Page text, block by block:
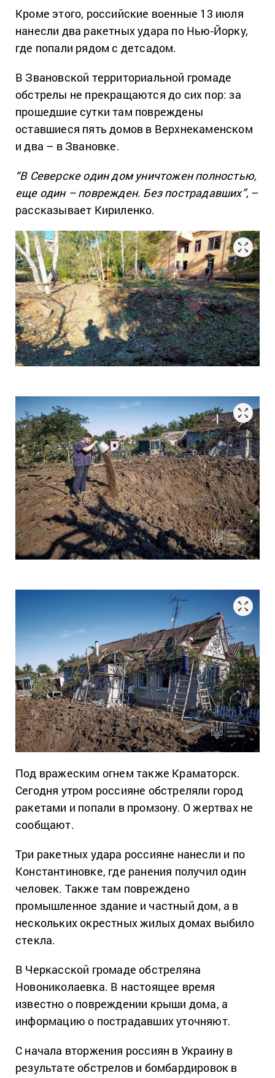
Кроме этого, российские военные 13 июля
нанесли два ракетных удара по Нью-Йорку,
где попали рядом с детсадом.
В Звановской территориальной громаде
обстрелы не прекращаются до сих пор: за
прошедшие сутки там повреждены
оставшиеся пять домов в Верхнекаменском
и два – в Звановке.
“В Северске один дом уничтожен полностью,
еще один – поврежден. Без пострадавших”, –
рассказывает Кириленко.
Под вражеским огнем также Краматорск.
Сегодня утром россияне обстреляли город
ракетами и попали в промзону. О жертвах не
сообщают.
Три ракетных удара россияне нанесли и по
Константиновке, где ранения получил один
человек. Также там повреждено
промышленное здание и частный дом, а в
нескольких окрестных жилых домах выбило
стекла.
В Черкасской громаде обстреляна
Новониколаевка. В настоящее время
известно о повреждении крыши дома, а
информацию о пострадавших уточняют.
С начала вторжения россиян в Украину в
результате обстрелов и бомбардировок в